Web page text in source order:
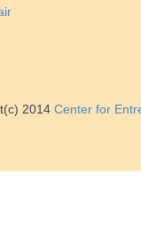
2014 Center for